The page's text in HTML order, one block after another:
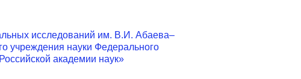
исследований им. В.И. Абаева–
учреждения науки Федерального
академии наук»